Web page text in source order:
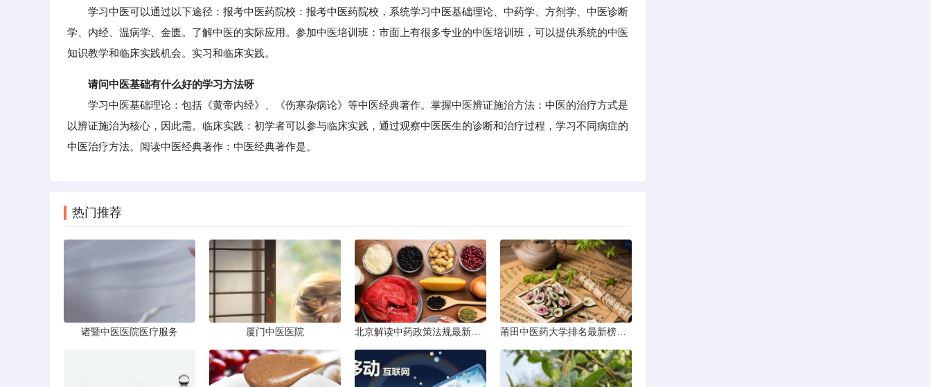
学习中医可以通过以下途径：报考中医药院校：报考中医药院校，系统学习中医基础理论、中药学、方剂学、中医诊断
学、内经、温病学、金匮。了解中医的实际应用。参加中医培训班：市面上有很多专业的中医培训班，可以提供系统的中医
知识教学和临床实践机会。实习和临床实践。
请问中医基础有什么好的学习方法呀
学习中医基础理论：包括《黄帝内经》、《伤寒杂病论》等中医经典著作。掌握中医辨证施治方法：中医的治疗方式是
以辨证施治为核心，因此需。临床实践：初学者可以参与临床实践，通过观察中医医生的诊断和治疗过程，学习不同病症的
中医治疗方法。阅读中医经典著作：中医经典著作是。
热门推荐
诸暨中医医院医疗服务 厦门中医医院